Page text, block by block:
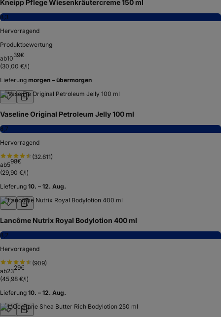
Kneipp Pflege Wiesenkräutercreme 150 ml
8,3
Hervorragend
Produktbewertung
ab1039€
(30,00 €/l)
Lieferung morgen – übermorgen
Vaseline Original Petroleum Jelly 100 ml
8,7
Hervorragend
(32.611)
ab598€
(29,90 €/l)
Lieferung 10. – 12. Aug.
Lancôme Nutrix Royal Bodylotion 400 ml
8,2
Hervorragend
(909)
ab2329€
(45,98 €/l)
Lieferung 10. – 12. Aug.